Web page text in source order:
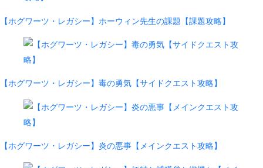
【ホグワーツ・レガシー】ホーウィン先生の課題【課題攻略】
【ホグワーツ・レガシー】毒の勇気【サイドクエスト攻略】
【ホグワーツ・レガシー】炎の悪事【メインクエスト攻略】